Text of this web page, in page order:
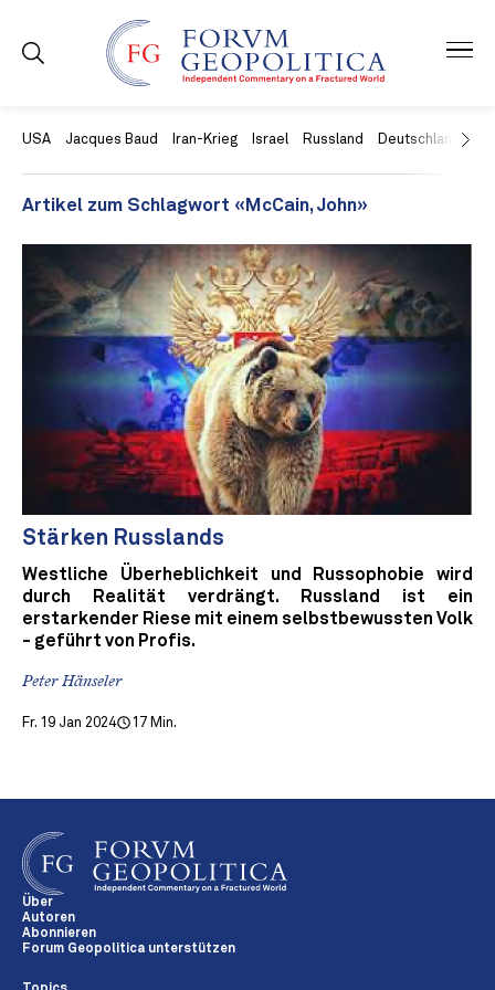
USA Jacques Baud Iran-Krieg Israel Russland Deutschland
Artikel zum Schlagwort «McCain, John»
Stärken Russlands
Westliche Überheblichkeit und Russophobie wird
durch Realität verdrängt. Russland ist ein
erstarkender Riese mit einem selbstbewussten Volk
- geführt von Profis.
Peter Hänseler
Fr. 19 Jan 2024 17 Min.
Über
Autoren
Abonnieren
Forum Geopolitica unterstützen